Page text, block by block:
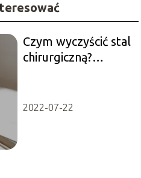
Czym wyczyścić stal
chirurgiczną?
2022-07-22